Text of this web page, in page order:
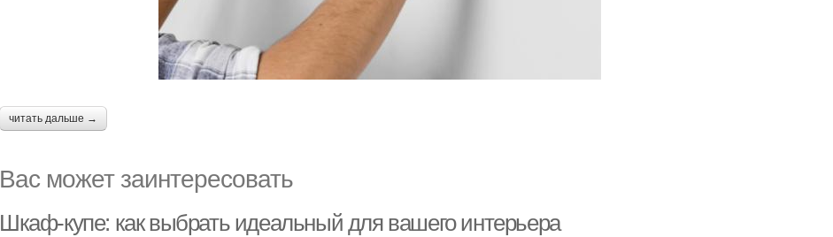
читать дальше →
Вас может заинтересовать
Шкаф-купе: как выбрать идеальный для вашего интерьера